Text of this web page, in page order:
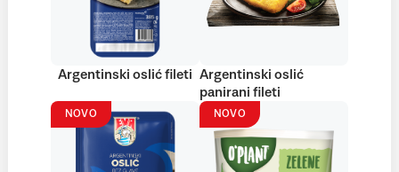
Argentinski oslić fileti Argentinski oslić
panirani fileti
NOVO NOVO